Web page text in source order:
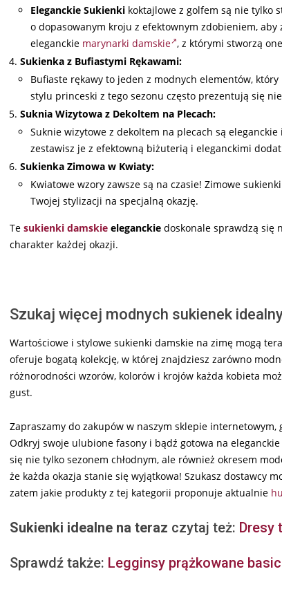
Eleganckie Sukienki koktajlowe z golfem są nie tylko
o dopasowanym kroju z efektownym zdobieniem,
eleganckie marynarki damskie , z którymi stworzą
Sukienka z Bufiastymi Rękawami:
Bufiaste rękawy to jeden z modnych elementów,
stylu princeski z tego sezonu często prezentują się
Suknia Wizytowa z Dekoltem na Plecach:
Suknie wizytowe z dekoltem na plecach są
zestawisz je z efektowną biżuterią i eleganckimi
Sukienka Zimowa w Kwiaty:
Kwiatowe wzory zawsze są na czasie! Zimowe
Twojej stylizacji na specjalną okazję.
Te sukienki damskie eleganckie doskonale sprawdzą się
charakter każdej okazji.
Szukaj więcej modnych sukienek
Wartościowe i stylowe sukienki damskie na zimę mogą
oferuje bogatą kolekcję, w której znajdziesz zarówno
różnorodności wzorów, kolorów i krojów każda kobieta
gust.
Zapraszamy do zakupów w naszym sklepie
Odkryj swoje ulubione fasony i bądź gotowa na
się nie tylko sezonem chłodnym, ale również okresem
że każda okazja stanie się wyjątkowa! Szukasz dostawcy
zatem jakie produkty z tej kategorii proponuje aktualnie
Sukienki idealne na teraz czytaj też: Dresy
Sprawdź także: Legginsy prążkowane basic